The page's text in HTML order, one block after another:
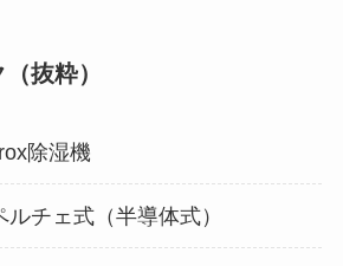
抜粋）
除湿機
チェ式（半導体式）